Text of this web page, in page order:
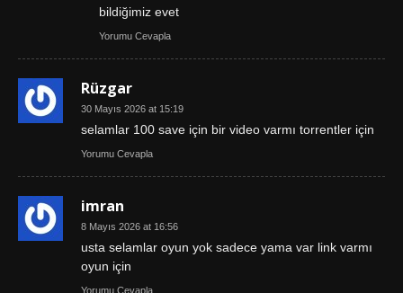
bildiğimiz evet
Yorumu Cevapla
Rüzgar
30 Mayıs 2026 at 15:19
selamlar 100 save için bir video varmı torrentler için
Yorumu Cevapla
imran
8 Mayıs 2026 at 16:56
usta selamlar oyun yok sadece yama var link varmı
oyun için
Yorumu Cevapla